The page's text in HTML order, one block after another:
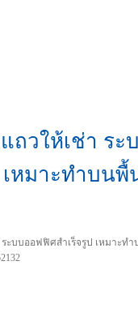
ถวให้เช่า ร
เหมาะทำบนพื้
นักเบา
ระบบออฟฟิศสำเร็จรูป เหมาะท